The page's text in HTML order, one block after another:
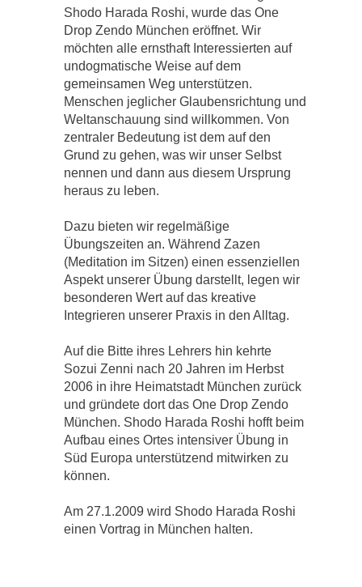
Shodo Harada Roshi, wurde das One
Drop Zendo München eröffnet. Wir
möchten alle ernsthaft Interessierten auf
undogmatische Weise auf dem
gemeinsamen Weg unterstützen.
Menschen jeglicher Glaubensrichtung und
Weltanschauung sind willkommen. Von
zentraler Bedeutung ist dem auf den
Grund zu gehen, was wir unser Selbst
nennen und dann aus diesem Ursprung
heraus zu leben.
Dazu bieten wir regelmäßige
Übungszeiten an. Während Zazen
(Meditation im Sitzen) einen essenziellen
Aspekt unserer Übung darstellt, legen wir
besonderen Wert auf das kreative
Integrieren unserer Praxis in den Alltag.
Auf die Bitte ihres Lehrers hin kehrte
Sozui Zenni nach 20 Jahren im Herbst
2006 in ihre Heimatstadt München zurück
und gründete dort das One Drop Zendo
München. Shodo Harada Roshi hofft beim
Aufbau eines Ortes intensiver Übung in
Süd Europa unterstützend mitwirken zu
können.
Am 27.1.2009 wird Shodo Harada Roshi
einen Vortrag in München halten.